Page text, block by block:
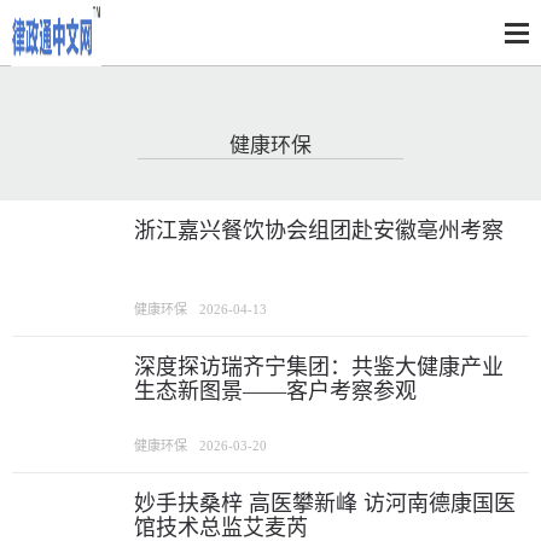
健康环保
浙江嘉兴餐饮协会组团赴安徽亳州考察
健康环保 2026-04-13
深度探访瑞齐宁集团：共鉴大健康产业
生态新图景——客户考察参观
健康环保 2026-03-20
妙手扶桑梓 高医攀新峰 访河南德康国医
馆技术总监艾麦芮